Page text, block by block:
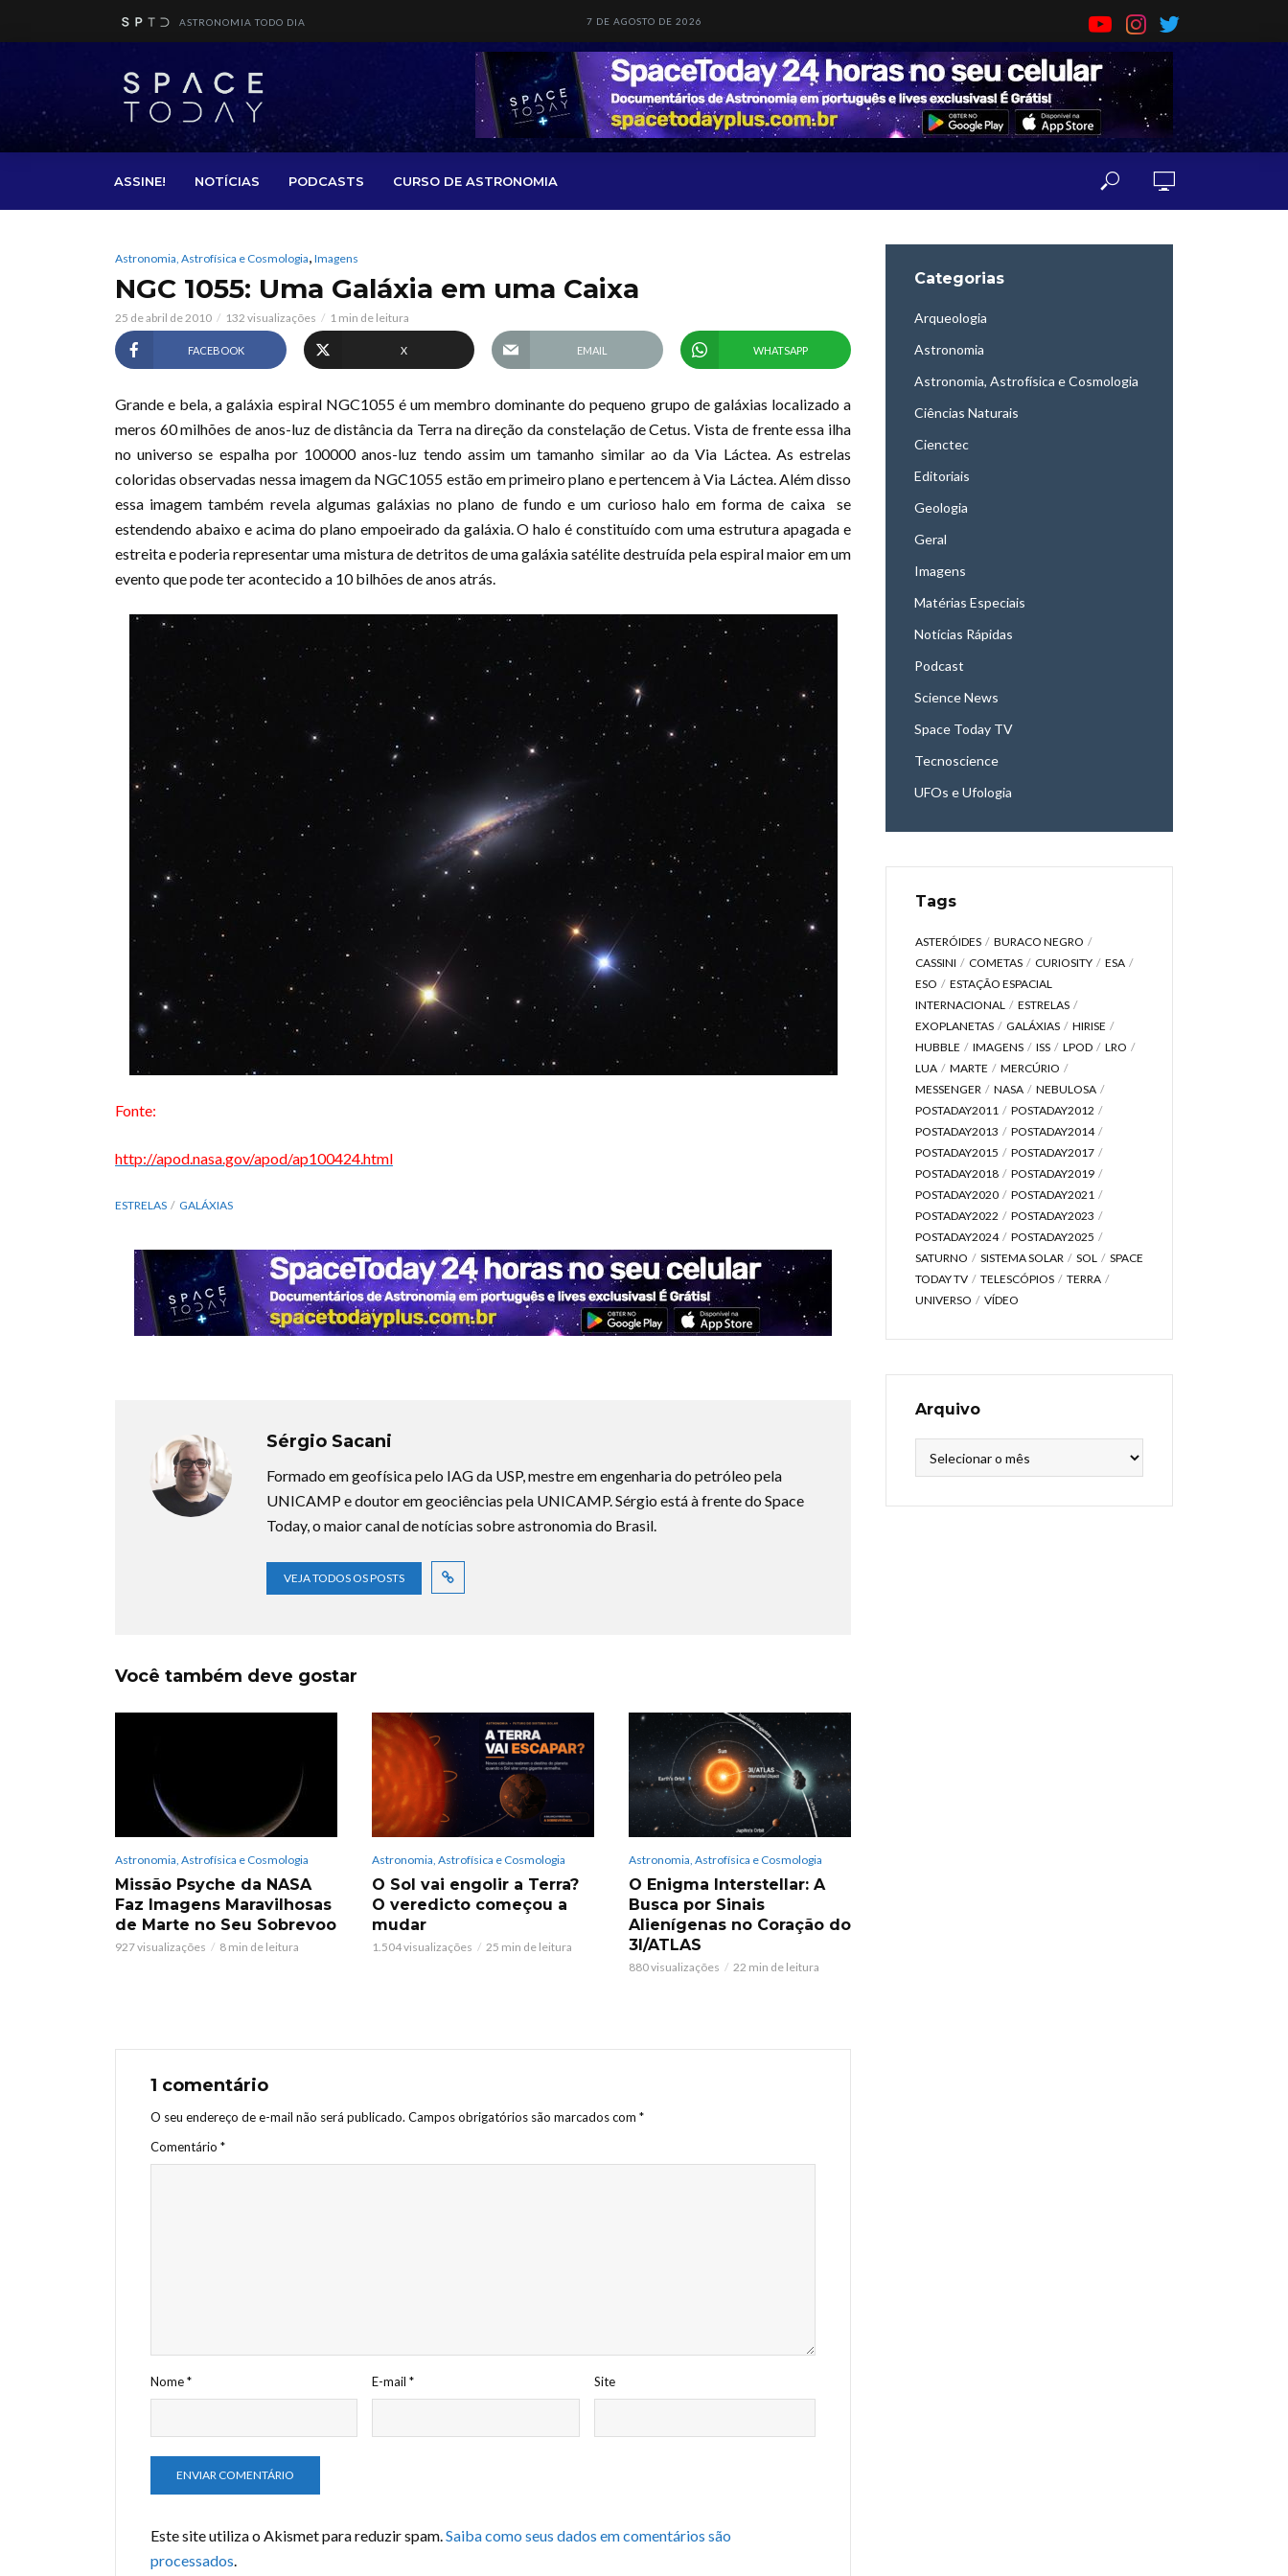
ASTRONOMIA TODO DIA 7 DE AGOSTO DE 2026
ASSINE! NOTÍCIAS PODCASTS CURSO DE ASTRONOMIA
Astronomia, Astrofísica e Cosmologia, Imagens
NGC 1055: Uma Galáxia em uma Caixa
25 de abril de 2010 132 visualizações 1 min de leitura
FACEBOOK X EMAIL WHATSAPP
Grande e bela, a galáxia espiral NGC1055 é um membro dominante do pequeno grupo de galáxias localizado a
meros 60 milhões de anos-luz de distância da Terra na direção da constelação de Cetus. Vista de frente essa ilha
no universo se espalha por 100000 anos-luz tendo assim um tamanho similar ao da Via Láctea. As estrelas
coloridas observadas nessa imagem da NGC1055 estão em primeiro plano e pertencem à Via Láctea. Além disso
essa imagem também revela algumas galáxias no plano de fundo e um curioso halo em forma de caixa se
estendendo abaixo e acima do plano empoeirado da galáxia. O halo é constituído com uma estrutura apagada e
estreita e poderia representar uma mistura de detritos de uma galáxia satélite destruída pela espiral maior em um
evento que pode ter acontecido a 10 bilhões de anos atrás.
Fonte:
http://apod.nasa.gov/apod/ap100424.html
ESTRELAS GALÁXIAS
Sérgio Sacani
Formado em geofísica pelo IAG da USP, mestre em engenharia do petróleo pela
UNICAMP e doutor em geociências pela UNICAMP. Sérgio está à frente do Space
Today, o maior canal de notícias sobre astronomia do Brasil.
VEJA TODOS OS POSTS
Você também deve gostar
Astronomia, Astrofísica e Cosmologia
Missão Psyche da NASA
Faz Imagens Maravilhosas
de Marte no Seu Sobrevoo
927 visualizações 8 min de leitura
Astronomia, Astrofísica e Cosmologia
O Sol vai engolir a Terra?
O veredicto começou a
mudar
1.504 visualizações 25 min de leitura
Astronomia, Astrofísica e Cosmologia
O Enigma Interstellar: A
Busca por Sinais
Alienígenas no Coração do
3I/ATLAS
880 visualizações 22 min de leitura
1 comentário
O seu endereço de e-mail não será publicado. Campos obrigatórios são marcados com *
Comentário *
Nome* E-mail* Site
Este site utiliza o Akismet para reduzir spam.Saiba como seus dados em comentários são
processados.
Categorias
Arqueologia
Astronomia
Astronomia, Astrofísica e Cosmologia
Ciências Naturais
Cienctec
Editoriais
Geologia
Geral
Imagens
Matérias Especiais
Notícias Rápidas
Podcast
Science News
Space Today TV
Tecnoscience
UFOs e Ufologia
Tags
ASTERÓIDES
BURACO NEGRO
CASSINI
COMETAS CURIOSITY
ESA
ESO
ESTAÇÃO ESPACIAL
INTERNACIONAL
ESTRELAS
EXOPLANETAS
GALÁXIAS
HIRISE
HUBBLE
IMAGENS ISS LPOD
LRO
LUA
MARTE
MERCÚRIO
MESSENGER
NASA
NEBULOSA
POSTADAY2011
POSTADAY2012
POSTADAY2013
POSTADAY2014
POSTADAY2015
POSTADAY2017
POSTADAY2018
POSTADAY2019
POSTADAY2020
POSTADAY2021
POSTADAY2022
POSTADAY2023
POSTADAY2024
POSTADAY2025
SATURNO
SISTEMA SOLAR SOL
SPACE
TODAY TV
TELESCÓPIOS
TERRA
UNIVERSO
VÍDEO
Arquivo